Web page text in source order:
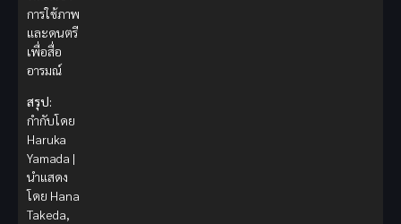
การใช้ภาพ
และดนตรี
เพื่อสื่อ
อารมณ์
สรุป:
กำกับโดย
Haruka
Yamada |
นำแสดง
โดย Hana
Takeda,